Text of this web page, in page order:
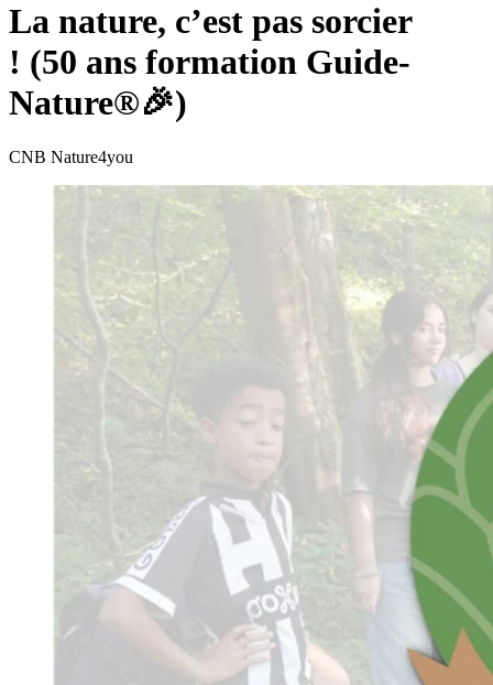
La nature, c’est pas sorcier
! (50 ans formation Guide-
Nature®🎉)
CNB Nature4you